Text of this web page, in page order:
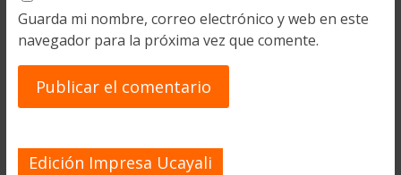
Guarda mi nombre, correo electrónico y web en este
navegador para la próxima vez que comente.
Edición Impresa Ucayali